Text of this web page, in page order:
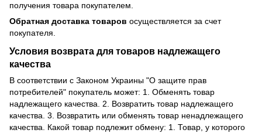
получения товара покупателем.
Обратная доставка товаров осуществляется за счет
покупателя.
Условия возврата для товаров надлежащего
качества
В соответствии с Законом Украины "О защите прав
потребителей" покупатель может: 1. Обменять товар
надлежащего качества. 2. Возвратить товар надлежащего
качества. 3. Возвратить или обменять товар ненадлежащего
качества. Какой товар подлежит обмену: 1. Товар, у которого